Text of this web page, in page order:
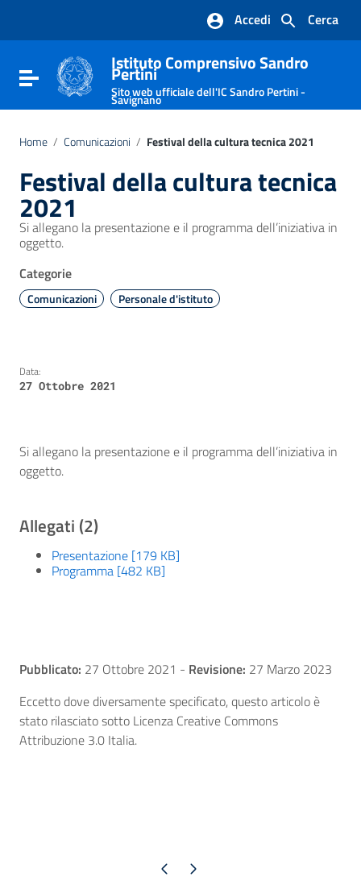
Vai al footer
Cerca
Accedi
Attiva / disattiva la navigazione
Istituto Comprensivo Sandro
Pertini
Sito web ufficiale dell'IC Sandro Pertini -
Savignano
Home / Comunicazioni / Festival della cultura tecnica 2021
Festival della cultura tecnica
2021
Si allegano la presentazione e il programma dell’iniziativa in
oggetto.
Categorie
Comunicazioni Personale d'istituto
Data:
27 Ottobre 2021
Si allegano la presentazione e il programma dell’iniziativa in
oggetto.
Allegati (2)
Presentazione [179 KB]
Programma [482 KB]
Pubblicato: 27 Ottobre 2021 - Revisione: 27 Marzo 2023
Eccetto dove diversamente specificato, questo articolo è
stato rilasciato sotto Licenza Creative Commons
Attribuzione 3.0 Italia.
Pagina precedente
Pagina successiva